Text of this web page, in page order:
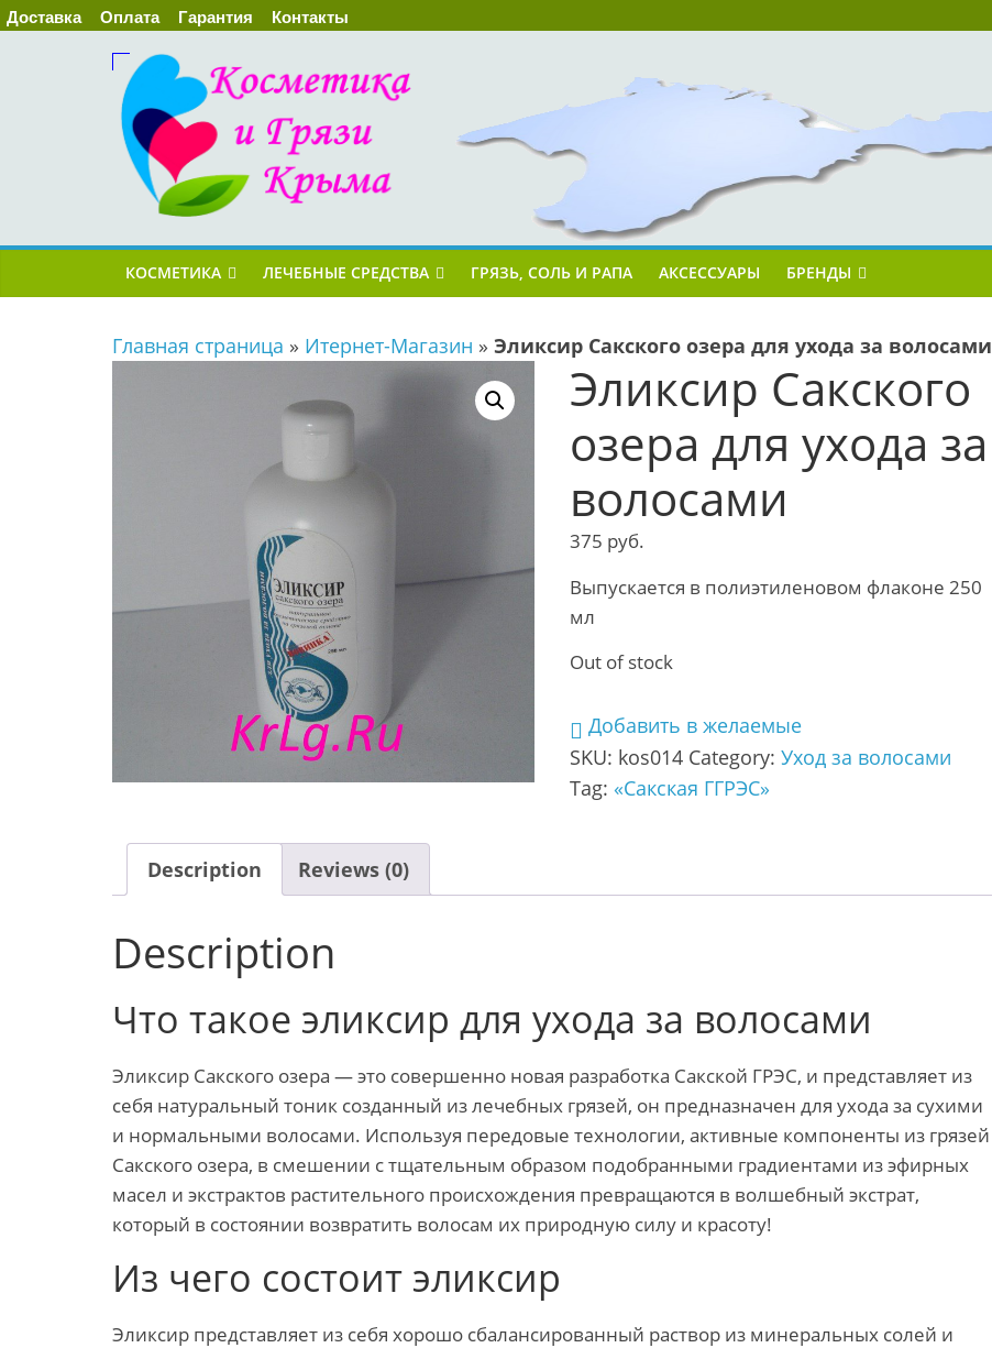
Доставка Оплата Гарантия Контакты
КОСМЕТИКА ЛЕЧЕБНЫЕ СРЕДСТВА ГРЯЗЬ, СОЛЬ И РАПА АКСЕССУАРЫ БРЕНДЫ
Главная страница » Итернет-Магазин » Эликсир Сакского озера для ухода за волосами
Эликсир Сакского
озера для ухода за
волосами
375 руб.
Выпускается в полиэтиленовом флаконе 250
мл
Out of stock
Добавить в желаемые
SKU: kos014 Category: Уход за волосами
Tag: «Сакская ГГРЭС»
Description Reviews (0)
Description
Что такое эликсир для ухода за волосами
Эликсир Сакского озера — это совершенно новая разработка Сакской ГРЭС, и представляет из
себя натуральный тоник созданный из лечебных грязей, он предназначен для ухода за сухими
и нормальными волосами. Используя передовые технологии, активные компоненты из грязей
Сакского озера, в смешении с тщательным образом подобранными градиентами из эфирных
масел и экстрактов растительного происхождения превращаются в волшебный экстрат,
который в состоянии возвратить волосам их природную силу и красоту!
Из чего состоит эликсир
Эликсир представляет из себя хорошо сбалансированный раствор из минеральных солей и